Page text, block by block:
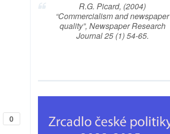
0
R.G. Picard, (2004)
“Commercialism and newspaper
quality”, Newspaper Research
Journal 25 (1) 54-65.